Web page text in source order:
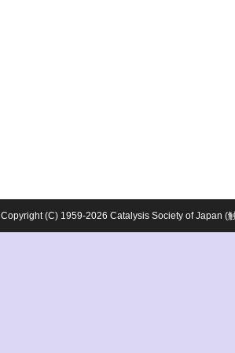
Copyright (C) 1959-2026 Catalysis Society of Japan (